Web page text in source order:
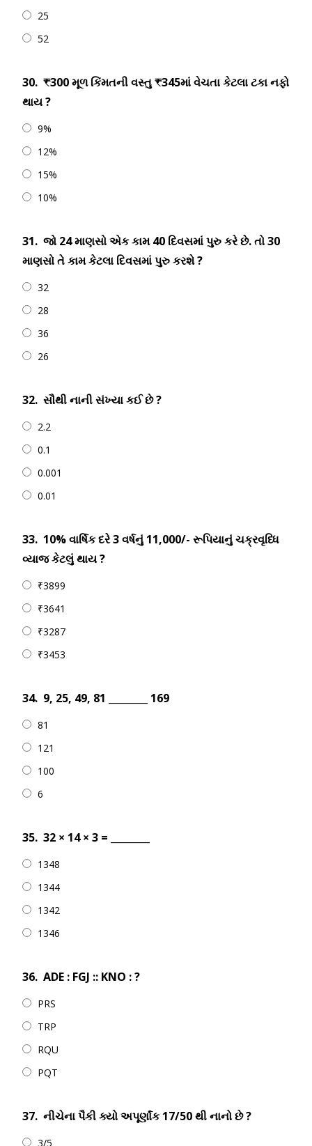
25
52
30. ₹300 મૂળ કિંમતની વસ્તુ ₹345માં વેચતા કેટલા ટકા નફો
થાય ?
9%
12%
15%
10%
31. જો 24 માણસો એક કામ 40 દિવસમાં પુરુ કરે છે. તો 30
માણસો તે કામ કેટલા દિવસમાં પુરુ કરશે ?
32
28
36
26
32. સૌથી નાની સંખ્યા કઈ છે ?
2.2
0.1
0.001
0.01
33. 10% વાર્ષિક દરે 3 વર્ષનું 11,000/- રૂપિયાનું ચક્રવૃધ્ધિ
વ્યાજ કેટલું થાય ?
₹3899
₹3641
₹3287
₹3453
34. 9, 25, 49, 81 ________ 169
81
121
100
6
35. 32 × 14 × 3 = ________
1348
1344
1342
1346
36. ADE : FGJ :: KNO : ?
PRS
TRP
RQU
PQT
37. નીચેના પૈકી ક્યો અપૂર્ણાંક 17/50 થી નાનો છે ?
3/5